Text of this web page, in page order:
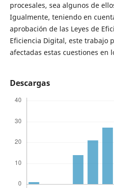
procesales, sea algunos de
Igualmente, teniendo en
aprobación de las Leyes de
Eficiencia Digital, este trabajo
afectadas estas cuestiones en
Descargas